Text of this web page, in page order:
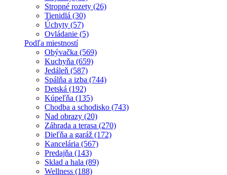
Stropné rozety (26)
Tienidlá (30)
Úchyty (57)
Ovládanie (5)
Podľa miestností
Obývačka (569)
Kuchyňa (659)
Jedáleň (587)
Spálňa a izba (744)
Detská (192)
Kúpeľňa (135)
Chodba a schodisko (743)
Nad obrazy (20)
Záhrada a terasa (270)
Dieľňa a garáž (172)
Kancelária (567)
Predajňa (143)
Sklad a hala (89)
Wellness (188)